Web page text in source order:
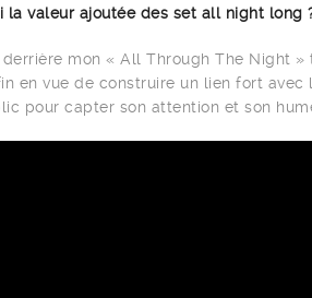
la valeur ajoutée des set all night long
mon « All Through The Night
en vue de construire un lien fort avec
pour capter son attention et son